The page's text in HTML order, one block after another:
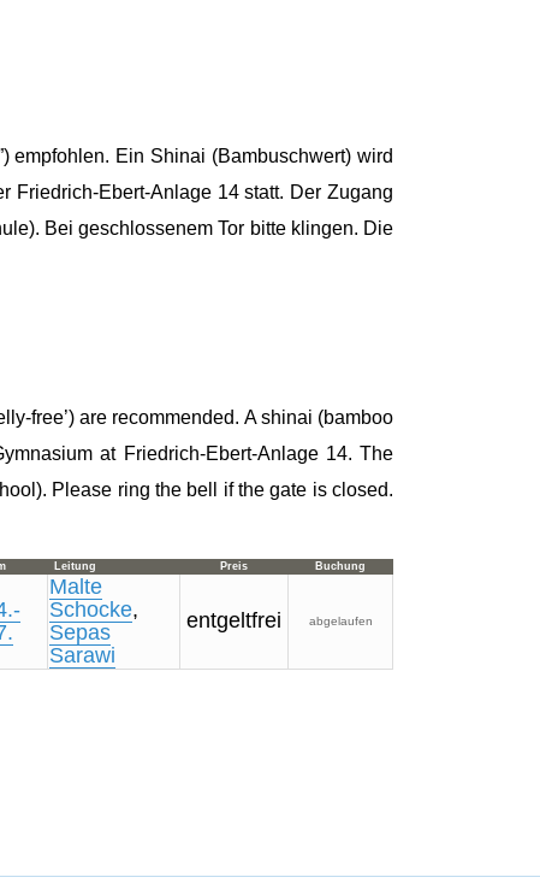
empfohlen. Ein Shinai (Bambuschwert) wird
Friedrich-Ebert-Anlage 14 statt. Der Zugang
Bei geschlossenem Tor bitte klingen. Die
free’) are recommended. A shinai (bamboo
at Friedrich-Ebert-Anlage 14. The
Please ring the bell if the gate is closed.
Leitung Preis Buchung
Malte
Schocke,
Sepas
Sarawi
entgeltfrei abgelaufen